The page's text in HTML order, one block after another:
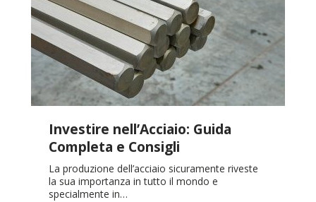
Investire nell’Acciaio: Guida
Completa e Consigli
La produzione dell’acciaio sicuramente riveste
la sua importanza in tutto il mondo e
specialmente in…